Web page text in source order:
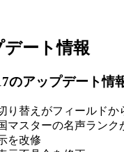
ート情報
のアップデート情
り替えがフィールドか
マスターの名声ランク
を改修